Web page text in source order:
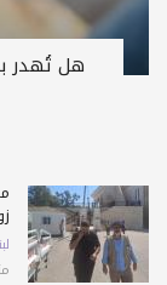
هل تُهدر